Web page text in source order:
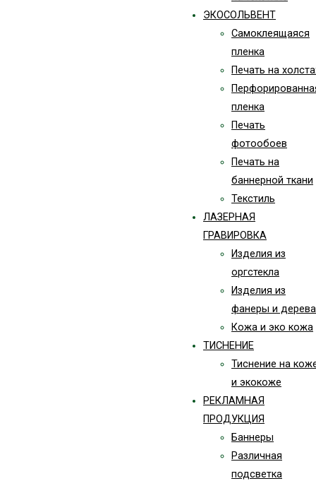
ЭКОСОЛЬВЕНТ
Самоклеящаяся
пленка
Печать на
пленка
Печать
фотообоев
Печать на
баннерной ткани
Текстиль
ЛАЗЕРНАЯ
ГРАВИРОВКА
Изделия из
оргстекла
Изделия из
фанеры и дерева
Кожа и эко кожа
ТИСНЕНИЕ
Тиснение на
и экокоже
РЕКЛАМНАЯ
ПРОДУКЦИЯ
Баннеры
Различная
подсветка